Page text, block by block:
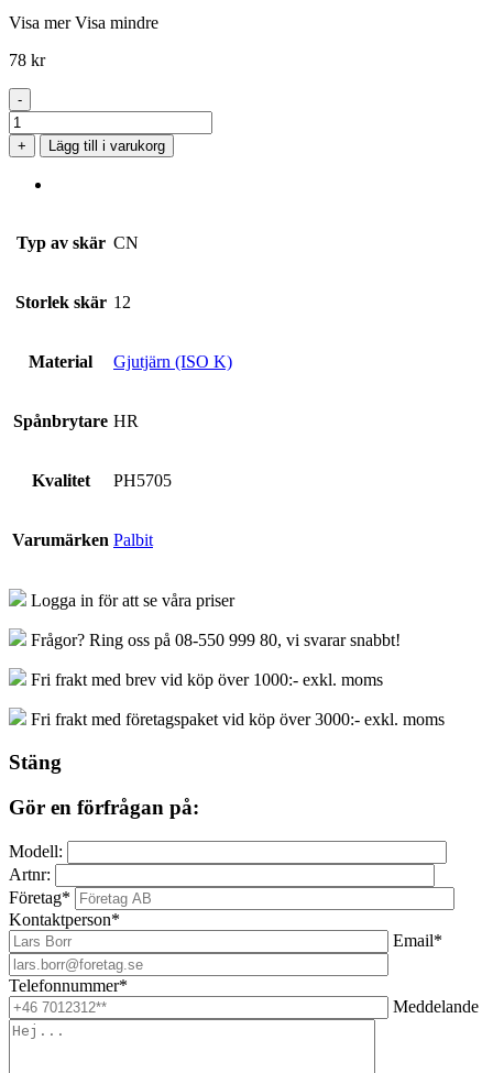
Visa mer Visa mindre
78 kr
-
CNMG
120416-
HR
PH5705
+ Lägg till i varukorg
Typ av skär CN
Storlek skär 12
Material Gjutjärn (ISO K)
Spånbrytare HR
Kvalitet PH5705
Varumärken Palbit
Logga in för att se våra priser
Frågor? Ring oss på 08-550 999 80, vi svarar snabbt!
Fri frakt med brev vid köp över 1000:- exkl. moms
Fri frakt med företagspaket vid köp över 3000:- exkl. moms
Stäng
Gör en förfrågan på:
Modell:
Artnr:
Företag*
Kontaktperson*
Email*
Telefonnummer*
Meddelande